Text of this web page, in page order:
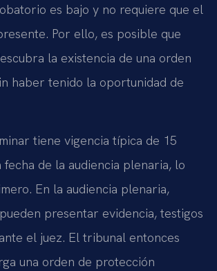
es bajo y no requiere que el
Por ello, es posible que
la existencia de una orden
haber tenido la oportunidad de
tiene vigencia típica de 15
fecha de la audiencia plenaria, lo
En la audiencia plenaria,
presentar evidencia, testigos
el juez. El tribunal entonces
una orden de protección